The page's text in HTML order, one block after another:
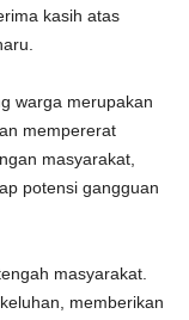
kasih atas
warga merupakan
mempererat
masyarakat,
potensi gangguan
masyarakat.
memberikan